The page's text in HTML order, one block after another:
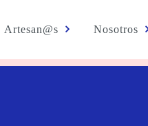
Artesan@s Nosotros